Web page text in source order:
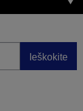
Ieškokite